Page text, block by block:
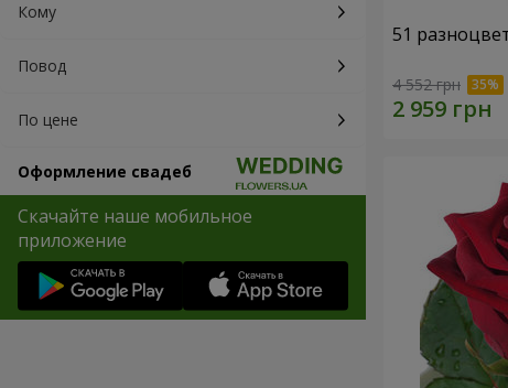
Кому
Повод
По цене
Оформление свадеб
Скачайте наше мобильное
приложение
51
4 552 грн